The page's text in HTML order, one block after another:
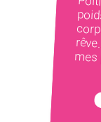
mes